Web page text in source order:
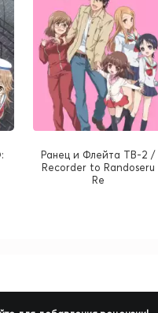
Ранец и Флейта ТВ-2 /
Recorder to Randoseru
Re